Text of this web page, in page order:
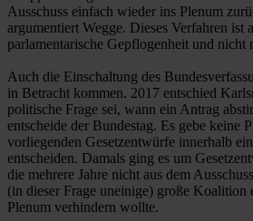
Ausschuss einfach wieder ins Plenum
argumentiert Wegge. Dieses Verfahren ist
parlamentarische Gepflogenheit und
Auch die Einschaltung des
in Betracht kommen. 2017 entschied
politische Frage sei, wann ein Antrag
entscheide der Bundestag. Es gebe keine
vorliegenden Gesetzentwürfe innerhalb
entscheiden. Damals ging es um
die mehrere Jahre nicht aus dem
(in dieser Frage uneinige) große Koalition
Plenum verhindern wollte.